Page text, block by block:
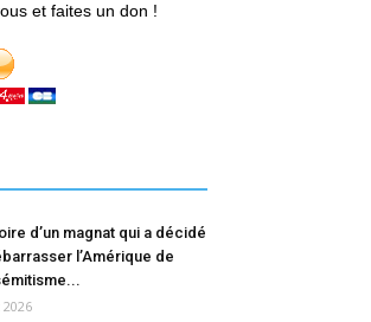
et faites un don !
d’un magnat qui a décidé
l’Amérique de